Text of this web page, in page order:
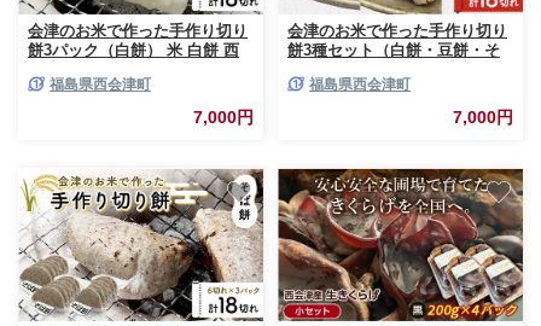
会津のお米で作った手作り切り
餅3パック（白餅） 米 白餅 西
福島県西会津町
7,000円
会津のお米で作った手作り切り
餅3種セット（白餅・豆餅・そ
2109福島県西会津町
7,000円